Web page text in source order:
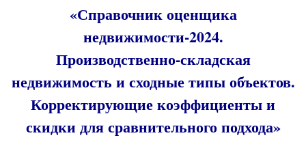
«Справочник оценщика
недвижимости-2024.
Производственно-складская
недвижимость и сходные типы объектов.
Корректирующие коэффициенты и
скидки для сравнительного подхода»